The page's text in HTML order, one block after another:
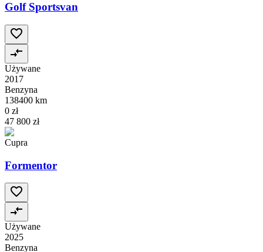
Golf Sportsvan
Używane
2017
Benzyna
138400 km
0 zł
47 800 zł
Cupra
Formentor
Używane
2025
Benzyna